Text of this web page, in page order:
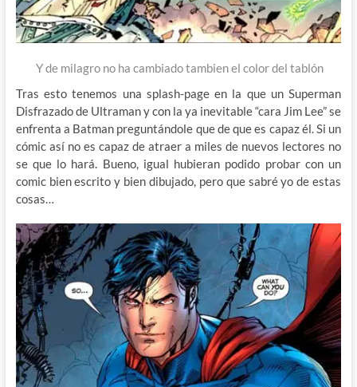
Y de milagro no ha cambiado tambien el color del tablón
Tras esto tenemos una splash-page en la que un Superman
Disfrazado de Ultraman y con la ya inevitable “cara Jim Lee” se
enfrenta a Batman preguntándole que de que es capaz él. Si un
cómic así no es capaz de atraer a miles de nuevos lectores no
se que lo hará. Bueno, igual hubieran podido probar con un
comic bien escrito y bien dibujado, pero que sabré yo de estas
cosas…